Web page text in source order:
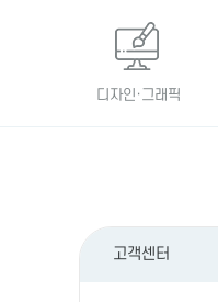
디자인·그래픽
고객센터